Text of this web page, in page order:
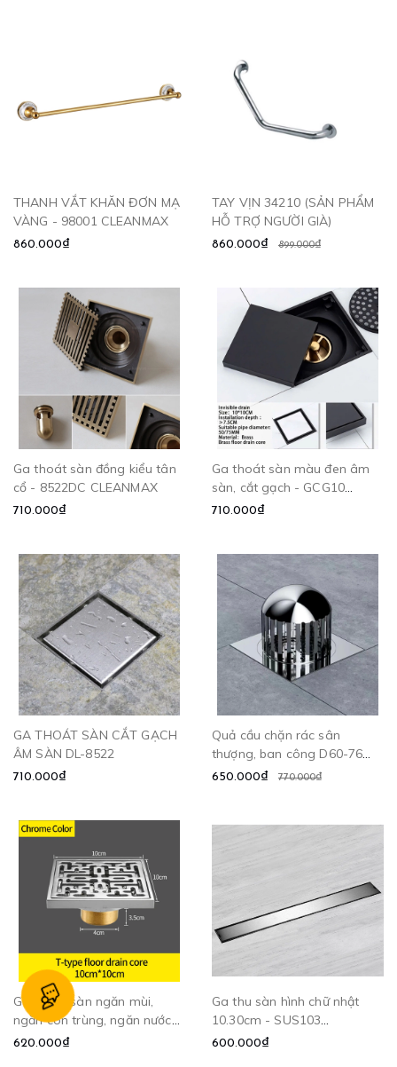
THANH VẮT KHĂN ĐƠN MẠ
VÀNG - 98001 CLEANMAX
860.000₫
TAY VỊN 34210 (SẢN PHẨM
HỖ TRỢ NGƯỜI GIÀ)
860.000₫ 899.000₫
Ga thoát sàn đồng kiểu tân
cổ - 8522DC CLEANMAX
710.000₫
Ga thoát sàn màu đen âm
sàn, cắt gạch - GCG10
CLEANMAX
710.000₫
GA THOÁT SÀN CẮT GẠCH
ÂM SÀN DL-8522
710.000₫
Quả cầu chặn rác sân
thượng, ban công D60-76
CLEANMAX
650.000₫ 770.000₫
Ga thoát sàn ngăn mùi,
ngăn côn trùng, ngăn nước
trào ngược - DL8599
620.000₫
Ga thu sàn hình chữ nhật
10.30cm - SUS103
CLEANMAX
600.000₫